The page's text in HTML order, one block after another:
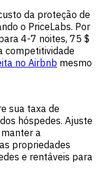
da proteção de
o PriceLabs. Por
4-7 noites, 75 $
competitividade
no Airbnb mesmo
sua taxa de
hóspedes. Ajuste
a
propriedades
e rentáveis para